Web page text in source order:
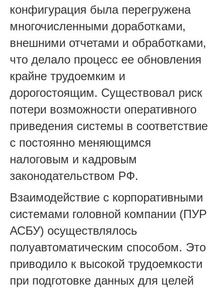
конфигурация была перегружена
многочисленными доработками,
внешними отчетами и обработками,
что делало процесс ее обновления
крайне трудоемким и
дорогостоящим. Существовал риск
потери возможности оперативного
приведения системы в соответствие
с постоянно меняющимся
налоговым и кадровым
законодательством РФ.
Взаимодействие с корпоративными
системами головной компании (ПУР
АСБУ) осуществлялось
полуавтоматическим способом. Это
приводило к высокой трудоемкости
при подготовке данных для целей